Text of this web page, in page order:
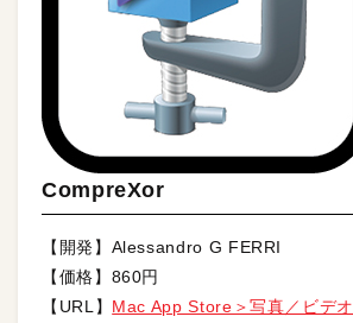
CompreXor
【開発】Alessandro G FERRI
【価格】860円
【URL】 Mac App Store＞写真／ビデオ